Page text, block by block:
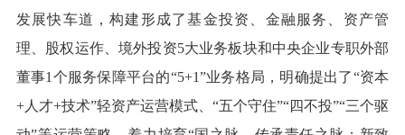
发展快车道，构建形成了基金投资、金融服务、资产管
理、股权运作、境外投资5大业务板块和中央企业专职外部
董事1个服务保障平台的“5+1”业务格局，明确提出了“资本
+人才+技术”轻资产运营模式、“五个守住”“四不投”“三个驱